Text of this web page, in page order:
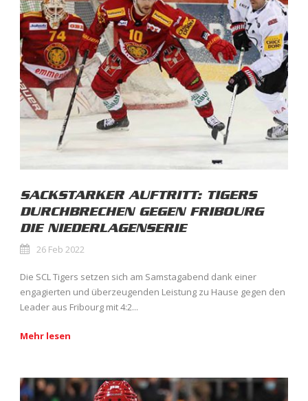
SACKSTARKER AUFTRITT: TIGERS
DURCHBRECHEN GEGEN FRIBOURG
DIE NIEDERLAGENSERIE
26 Feb 2022
Die SCL Tigers setzen sich am Samstagabend dank einer
engagierten und überzeugenden Leistung zu Hause gegen den
Leader aus Fribourg mit 4:2...
Mehr lesen